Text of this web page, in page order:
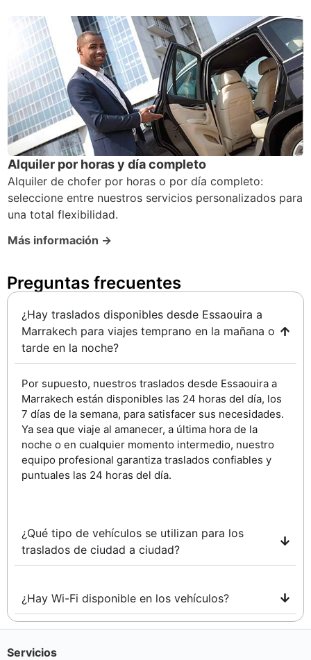
Alquiler por horas y día completo
Alquiler de chofer por horas o por día completo:
seleccione entre nuestros servicios personalizados para
una total flexibilidad.
Más información →
Preguntas frecuentes ​
¿Hay traslados disponibles desde Essaouira a
Marrakech para viajes temprano en la mañana o
tarde en la noche?
Por supuesto, nuestros traslados desde Essaouira a
Marrakech están disponibles las 24 horas del día, los
7 días de la semana, para satisfacer sus necesidades.
Ya sea que viaje al amanecer, a última hora de la
noche o en cualquier momento intermedio, nuestro
equipo profesional garantiza traslados confiables y
puntuales las 24 horas del día.
¿Qué tipo de vehículos se utilizan para los
traslados de ciudad a ciudad?
¿Hay Wi-Fi disponible en los vehículos?
Servicios